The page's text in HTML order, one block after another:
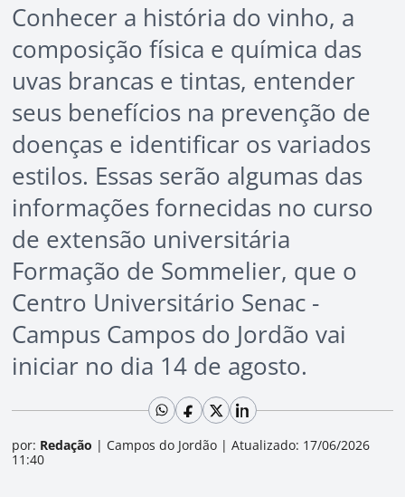
Conhecer a história do vinho, a
composição física e química das
uvas brancas e tintas, entender
seus benefícios na prevenção de
doenças e identificar os variados
estilos. Essas serão algumas das
informações fornecidas no curso
de extensão universitária
Formação de Sommelier, que o
Centro Universitário Senac -
Campus Campos do Jordão vai
iniciar no dia 14 de agosto.
por: Redação | Campos do Jordão | Atualizado: 17/06/2026
11:40